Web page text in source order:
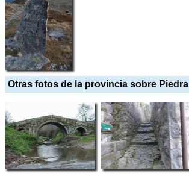
Otras fotos de la provincia sobre Piedra